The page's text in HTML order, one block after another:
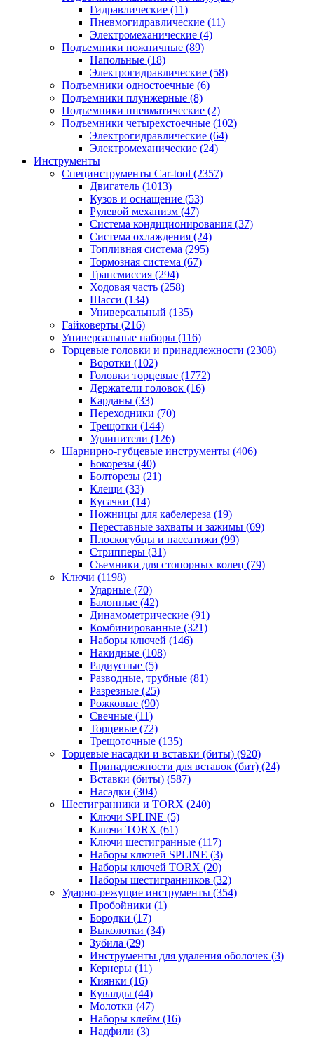
Гидравлические (11)
Пневмогидравлические (11)
Электромеханические (4)
Подъемники ножничные (89)
Напольные (18)
Электрогидравлические (58)
Подъемники одностоечные (6)
Подъемники плунжерные (8)
Подъемники пневматические (2)
Подъемники четырехстоечные (102)
Электрогидравлические (64)
Электромеханические (24)
Инструменты
Специнструменты Car-tool (2357)
Двигатель (1013)
Кузов и оснащение (53)
Рулевой механизм (47)
Система кондиционирования (37)
Система охлаждения (24)
Топливная система (295)
Тормозная система (67)
Трансмиссия (294)
Ходовая часть (258)
Шасси (134)
Универсальный (135)
Гайковерты (216)
Универсальные наборы (116)
Торцевые головки и принадлежности (2308)
Воротки (102)
Головки торцевые (1772)
Держатели головок (16)
Карданы (33)
Переходники (70)
Трещотки (144)
Удлинители (126)
Шарнирно-губцевые инструменты (406)
Бокорезы (40)
Болторезы (21)
Клещи (33)
Кусачки (14)
Ножницы для кабелереза (19)
Переставные захваты и зажимы (69)
Плоскогубцы и пассатижи (99)
Стрипперы (31)
Съемники для стопорных колец (79)
Ключи (1198)
Ударные (70)
Балонные (42)
Динамометрические (91)
Комбинированные (321)
Наборы ключей (146)
Накидные (108)
Радиусные (5)
Разводные, трубные (81)
Разрезные (25)
Рожковые (90)
Свечные (11)
Торцевые (72)
Трещоточные (135)
Торцевые насадки и вставки (биты) (920)
Принадлежности для вставок (бит) (24)
Вставки (биты) (587)
Насадки (304)
Шестигранники и TORX (240)
Ключи SPLINE (5)
Ключи TORX (61)
Ключи шестигранные (117)
Наборы ключей SPLINE (3)
Наборы ключей TORX (20)
Наборы шестигранников (32)
Ударно-режущие инструменты (354)
Пробойники (1)
Бородки (17)
Выколотки (34)
Зубила (29)
Инструменты для удаления оболочек (3)
Кернеры (11)
Киянки (16)
Кувалды (44)
Молотки (47)
Наборы клейм (16)
Надфили (3)